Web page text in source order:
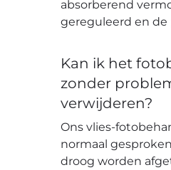
absorberend
gereguleerd en de
Kan ik het
zonder
verwijderen?
Ons vlies-
normaal
droog worden